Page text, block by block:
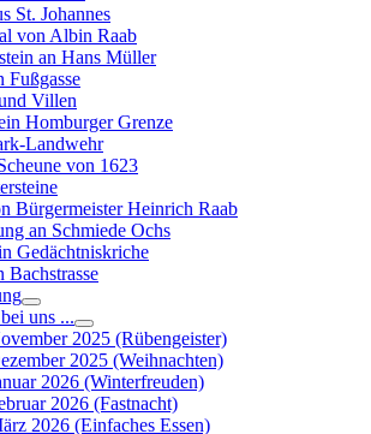
St. Johannes
von Albin Raab
an Hans Müller
Fußgasse
Villen
Homburger Grenze
Landwehr
von 1623
Bürgermeister Heinrich Raab
an Schmiede Ochs
Gedächtniskriche
Bachstrasse
uns ...
2025 (Rübengeister)
2025 (Weihnachten)
2026 (Winterfreuden)
2026 (Fastnacht)
2026 (Einfaches Essen)